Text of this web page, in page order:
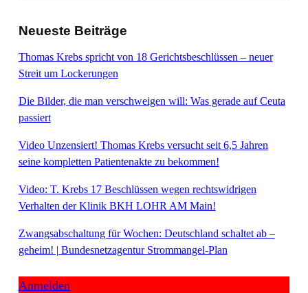
Neueste Beiträge
Thomas Krebs spricht von 18 Gerichtsbeschlüssen – neuer
Streit um Lockerungen
Die Bilder, die man verschweigen will: Was gerade auf Ceuta
passiert
Video Unzensiert! Thomas Krebs versucht seit 6,5 Jahren
seine kompletten Patientenakte zu bekommen!
Video: T. Krebs 17 Beschlüssen wegen rechtswidrigen
Verhalten der Klinik BKH LOHR AM Main!
Zwangsabschaltung für Wochen: Deutschland schaltet ab –
geheim! | Bundesnetzagentur Strommangel-Plan
Anmelden